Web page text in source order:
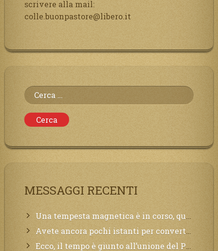
scrivere alla mail:
colle.buonpastore@libero.it
Ricerca
per:
MESSAGGI RECENTI
Una tempesta magnetica è in corso, questa generazione patirà. Il black out non tarderà ad arrivare e tutta la Terra sarà oscurata.
Avete ancora pochi istanti per convertirvi, non perdete tempo, la sciagura arriverà all’improvviso e per chi non si sarà preparato saranno dolori.
Ecco, il tempo è giunto all’unione del Padre con il figlio, non avete che da attendere pochissimo.